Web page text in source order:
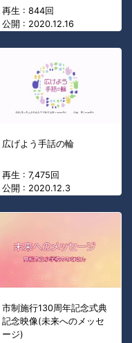
再生 : 844回
公開 : 2020.12.16
広げよう手話の輪
再生 : 7,475回
公開 : 2020.12.3
市制施行130周年記念式典
記念映像(未来へのメッセ
ージ)